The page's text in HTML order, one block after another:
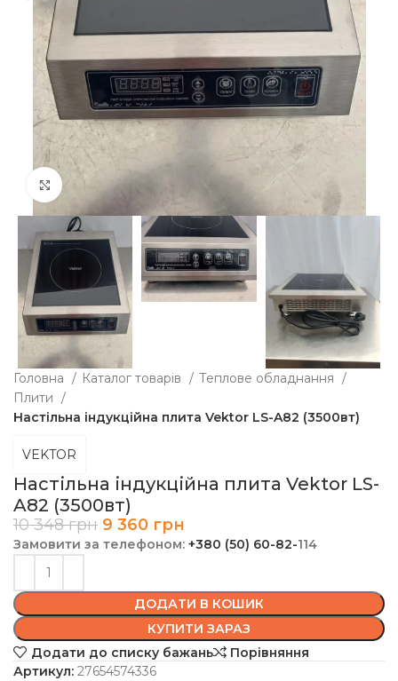
Клацніть, щоб збільшити
Головна Каталог товарів
Теплове обладнання
Плити
Настільна індукційна плита Vektor LS-A82 (3500вт)
Настільна індукційна плита Vektor LS-
A82 (3500вт)
VEKTOR
10 348грн 9 360 грн
Замовити за телефоном: +380 (50) 60-82-114
ДОДАТИ В КОШИК
КУПИТИ ЗАРАЗ
Додати до списку бажань
Порівняння
Артикул: 27654574336